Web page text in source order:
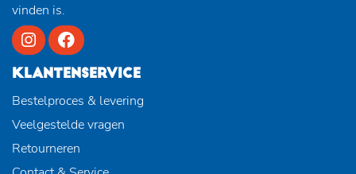
vinden is.
KLANTENSERVICE
Bestelproces & levering
Veelgestelde vragen
Retourneren